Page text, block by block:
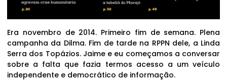
Era novembro de 2014. Primeiro fim de semana. Plena
campanha da Dilma. Fim de tarde na RPPN dele, a Linda
Serra dos Topázios. Jaime e eu começamos a conversar
sobre a falta que fazia termos acesso a um veículo
independente e democrático de informação.